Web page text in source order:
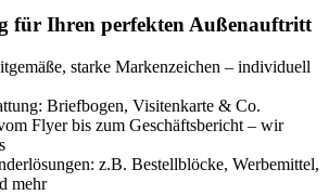
für Ihren perfekten Außenauftritt
starke Markenzeichen – individuell
Briefbogen, Visitenkarte & Co.
Flyer bis zum Geschäftsbericht – wir
z.B. Bestellblöcke, Werbemittel,
mehr